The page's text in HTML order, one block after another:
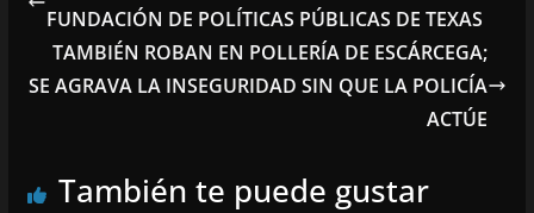
FUNDACIÓN DE POLÍTICAS PÚBLICAS DE TEXAS
TAMBIÉN ROBAN EN POLLERÍA DE ESCÁRCEGA;
SE AGRAVA LA INSEGURIDAD SIN QUE LA POLICÍA
ACTÚE
También te puede gustar